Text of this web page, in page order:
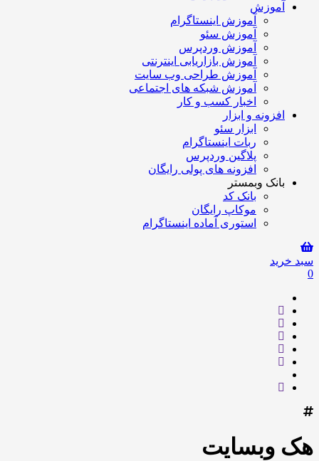
آموزش
آموزش اینستاگرام
آموزش سئو
آموزش وردپرس
آموزش بازاریابی اینترنتی
آموزش طراحی وب سایت
آموزش شبکه های اجتماعی
اخبار کسب و کار
افزونه و ابزار
ابزار سئو
ربات اینستاگرام
پلاگین وردپرس
افزونه های پولی رایگان
بانک وبمستر
بانک کد
موکاپ رایگان
استوری آماده اینستاگرام
سبد خرید
0
هک وبسایت